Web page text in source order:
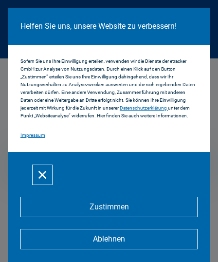
Cookie Hinweis
Helfen Sie uns, unsere Website zu verbessern!
Sofern Sie uns Ihre Einwilligung erteilen, verwenden wir die Dienste der etracker
GmbH zur Analyse von Nutzungsdaten. Durch einen Klick auf den Button
„Zustimmen“ erteilen Sie uns Ihre Einwilligung dahingehend, dass wir Ihr
Nutzungsverhalten zu Analysezwecken auswerten und die sich ergebenden Daten
verarbeiten dürfen. Eine andere Verwendung, Zusammenführung mit anderen
Daten oder eine Weitergabe an Dritte erfolgt nicht. Sie können Ihre Einwilligung
jederzeit mit Wirkung für die Zukunft in unsererDatenschutzerklärung unter dem
Punkt „Websiteanalyse“ widerrufen. Hier finden Sie auch weitere Informationen.
Impressum
Zustimmen
Ablehnen
2013
Pressemitteilungen